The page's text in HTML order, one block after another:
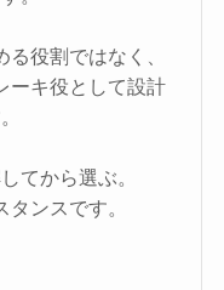
役割ではなく、
ーキ役として設計
てから選ぶ。
ンスです。